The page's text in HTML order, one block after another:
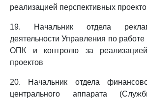
реализацией перспективных
19. Начальник отдела
деятельности Управления по
ОПК и контролю за реализацией
проектов
20. Начальник отдела
центрального аппарата